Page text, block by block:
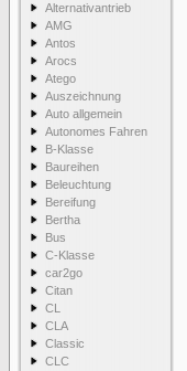
Alternativantrieb
AMG
Antos
Arocs
Atego
Auszeichnung
Auto allgemein
Autonomes Fahren
B-Klasse
Baureihen
Beleuchtung
Bereifung
Bertha
Bus
C-Klasse
car2go
Citan
CL
CLA
Classic
CLC